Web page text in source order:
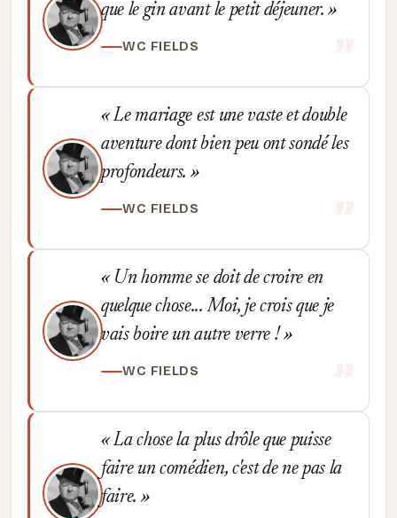
que le gin avant le petit déjeuner.
WC FIELDS
Le mariage est une vaste et double
aventure dont bien peu ont sondé les
profondeurs.
WC FIELDS
Un homme se doit de croire en
quelque chose... Moi, je crois que je
vais boire un autre verre !
WC FIELDS
La chose la plus drôle que puisse
faire un comédien, c'est de ne pas la
faire.